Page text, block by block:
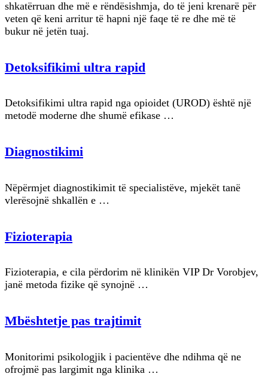
shkatërruan dhe më e rëndësishmja, do të jeni krenarë për
veten që keni arritur të hapni një faqe të re dhe më të
bukur në jetën tuaj.
Detoksifikimi ultra rapid
Detoksifikimi ultra rapid nga opioidet (UROD) është një
metodë moderne dhe shumë efikase …
Diagnostikimi
Nëpërmjet diagnostikimit të specialistëve, mjekët tanë
vlerësojnë shkallën e …
Fizioterapia
Fizioterapia, e cila përdorim në klinikën VIP Dr Vorobjev,
janë metoda fizike që synojnë …
Mbështetje pas trajtimit
Monitorimi psikologjik i pacientëve dhe ndihma që ne
ofrojmë pas largimit nga klinika …